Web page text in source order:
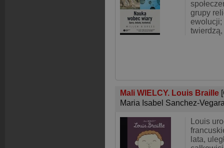
grupy
ewolucji;
Mali WIELCY. Louis Braille
Maria Isabel Sanchez-
Louis
lata,